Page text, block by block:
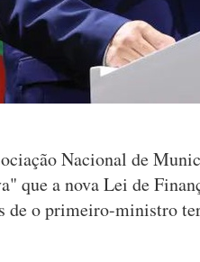
Nacional de
que a nova Lei de
de o primeiro-ministro